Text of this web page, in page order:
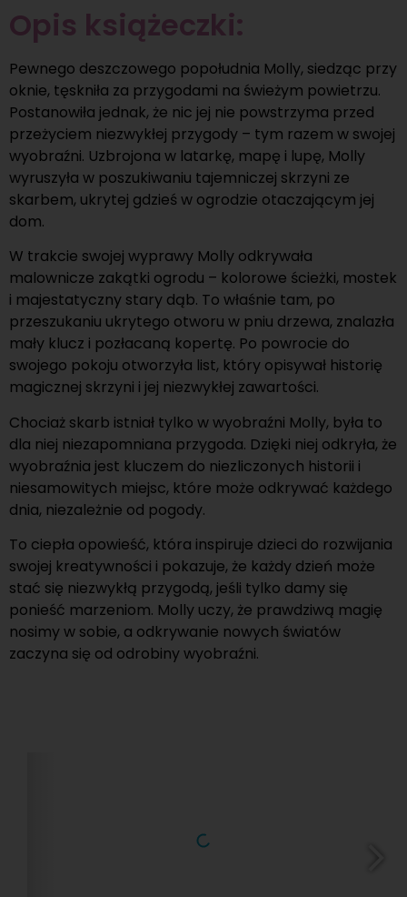
Opis książeczki:
Pewnego deszczowego popołudnia Molly, siedząc przy
oknie, tęskniła za przygodami na świeżym powietrzu.
Postanowiła jednak, że nic jej nie powstrzyma przed
przeżyciem niezwykłej przygody – tym razem w swojej
wyobraźni. Uzbrojona w latarkę, mapę i lupę, Molly
wyruszyła w poszukiwaniu tajemniczej skrzyni ze
skarbem, ukrytej gdzieś w ogrodzie otaczającym jej
dom.
W trakcie swojej wyprawy Molly odkrywała
malownicze zakątki ogrodu – kolorowe ścieżki, mostek
i majestatyczny stary dąb. To właśnie tam, po
przeszukaniu ukrytego otworu w pniu drzewa, znalazła
mały klucz i pozłacaną kopertę. Po powrocie do
swojego pokoju otworzyła list, który opisywał historię
magicznej skrzyni i jej niezwykłej zawartości.
Chociaż skarb istniał tylko w wyobraźni Molly, była to
dla niej niezapomniana przygoda. Dzięki niej odkryła, że
wyobraźnia jest kluczem do niezliczonych historii i
niesamowitych miejsc, które może odkrywać każdego
dnia, niezależnie od pogody.
To ciepła opowieść, która inspiruje dzieci do rozwijania
swojej kreatywności i pokazuje, że każdy dzień może
stać się niezwykłą przygodą, jeśli tylko damy się
ponieść marzeniom. Molly uczy, że prawdziwą magię
nosimy w sobie, a odkrywanie nowych światów
zaczyna się od odrobiny wyobraźni.